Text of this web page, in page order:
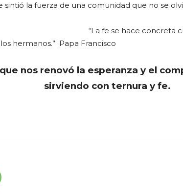
sintió la fuerza de una comunidad que no se
“La fe se hace concreta
hermanos.” Papa Francisco
nos renovó la esperanza y el
sirviendo con ternura y fe.